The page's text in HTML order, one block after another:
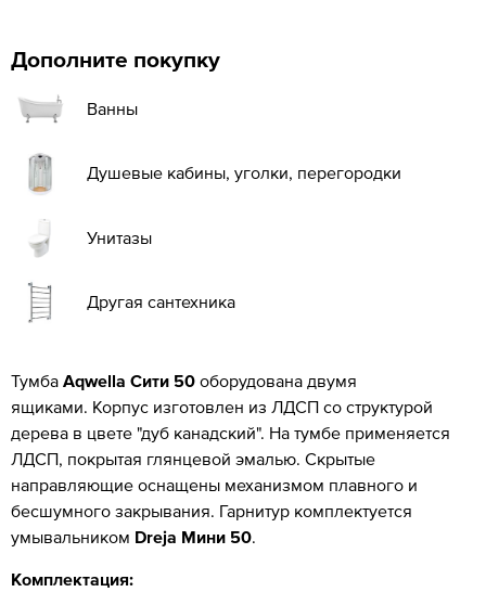
Дополните покупку
Ванны
Душевые кабины, уголки, перегородки
Унитазы
Другая сантехника
Тумба Aqwella Сити 50 оборудована двумя
ящиками. Корпус изготовлен из ЛДСП со структурой
дерева в цвете "дуб канадский". На тумбе применяется
ЛДСП, покрытая глянцевой эмалью. Скрытые
направляющие оснащены механизмом плавного и
бесшумного закрывания. Гарнитур комплектуется
умывальником Dreja Мини 50.
Комплектация: